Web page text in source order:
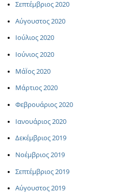
Σεπτέμβριος 2020
Αύγουστος 2020
Ιούλιος 2020
Ιούνιος 2020
ΜάΪος 2020
Μάρτιος 2020
Φεβρουάριος 2020
Ιανουάριος 2020
Δεκέμβριος 2019
Νοέμβριος 2019
Σεπτέμβριος 2019
Αύγουστος 2019